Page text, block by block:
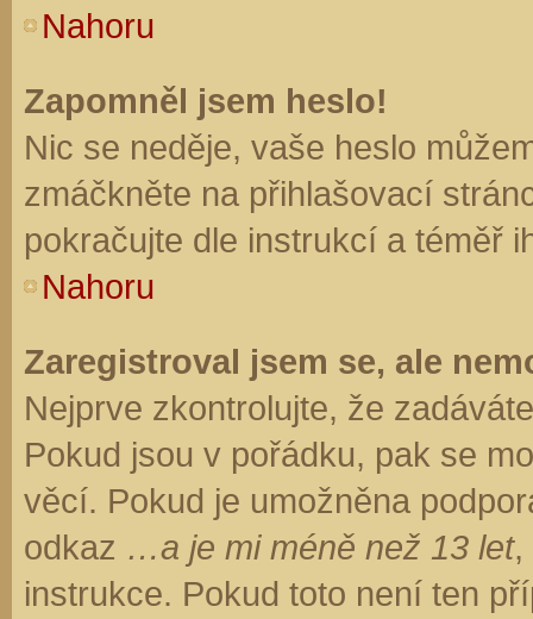
Nahoru
Zapomněl jsem heslo!
Nic se neděje, vaše heslo
zmáčkněte na přihlašovací
pokračujte dle instrukcí a téměř
Nahoru
Zaregistroval jsem se, ale
Nejprve zkontrolujte, že
Pokud jsou v pořádku, pak se
věcí. Pokud je umožněna
odkaz …a je mi méně než 13 let,
instrukce. Pokud toto není ten